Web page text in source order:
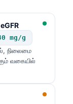
mg/g
நிலைமை
வகையில்